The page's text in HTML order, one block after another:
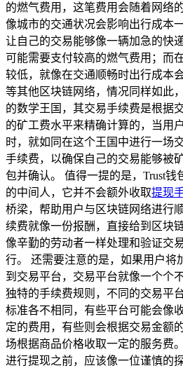
的燃气费用，这笔费用会随着网络
像城市的交通状况会影响出行成本
让自己的交易能够像一辆加急的快
可能需要支付较高的燃气费用；而
较低，就像在交通顺畅时出行成本
等其他区块链网络，情况同样如此
的数学王国，其交易手续费是根据
的矿工费水平来精确计算的，当用
时，就如同在这个王国中进行一场
手续费，以确保自己的交易能够被
包并确认。 值得一提的是，Trust钱
的中间人，它并不会额外收取提现
桥梁，帮助用户与区块链网络进行
续费就像一份报酬，直接给到区块
像辛勤的劳动者一样处理和验证交
行。 还需要注意的是，如果用户将
到交易平台，交易平台就像一个个
独特的手续费规则，不同的交易平
标准各不相同，有些平台可能会像
定的费用，有些则会根据交易金额
场根据商品价格收取一定的服务费
进行提现之前，应该像一位谨慎的